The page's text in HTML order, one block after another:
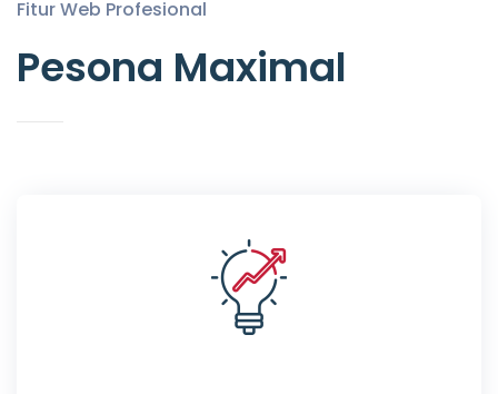
Fitur Web Profesional
Pesona Maximal